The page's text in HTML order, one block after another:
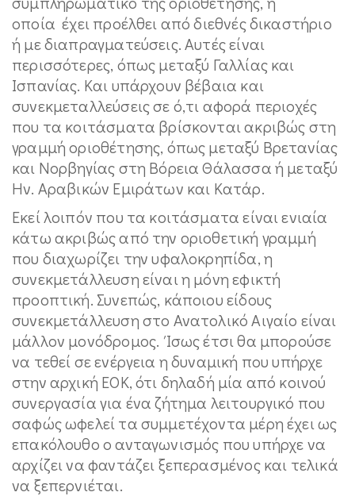
οποία έχει προέλθει από διεθνές δικαστήριο
ή με διαπραγματεύσεις. Αυτές είναι
περισσότερες, όπως μεταξύ Γαλλίας και
Ισπανίας. Και υπάρχουν βέβαια και
συνεκμεταλλεύσεις σε ό,τι αφορά περιοχές
που τα κοιτάσματα βρίσκονται ακριβώς στη
γραμμή οριοθέτησης, όπως μεταξύ Βρετανίας
και Νορβηγίας στη Βόρεια Θάλασσα ή μεταξύ
Ην. Αραβικών Εμιράτων και Κατάρ.
Εκεί λοιπόν που τα κοιτάσματα είναι ενιαία
κάτω ακριβώς από την οριοθετική γραμμή
που διαχωρίζει την υφαλοκρηπίδα, η
συνεκμετάλλευση είναι η μόνη εφικτή
προοπτική. Συνεπώς, κάποιου είδους
συνεκμετάλλευση στο Ανατολικό Αιγαίο είναι
μάλλον μονόδρομος. Ίσως έτσι θα μπορούσε
να τεθεί σε ενέργεια η δυναμική που υπήρχε
στην αρχική ΕΟΚ, ότι δηλαδή µία από κοινού
συνεργασία για ένα ζήτημα λειτουργικό που
σαφώς ωφελεί τα συμμετέχοντα μέρη έχει ως
επακόλουθο ο ανταγωνισμός που υπήρχε να
αρχίζει να φαντάζει ξεπερασμένος και τελικά
να ξεπερνιέται.